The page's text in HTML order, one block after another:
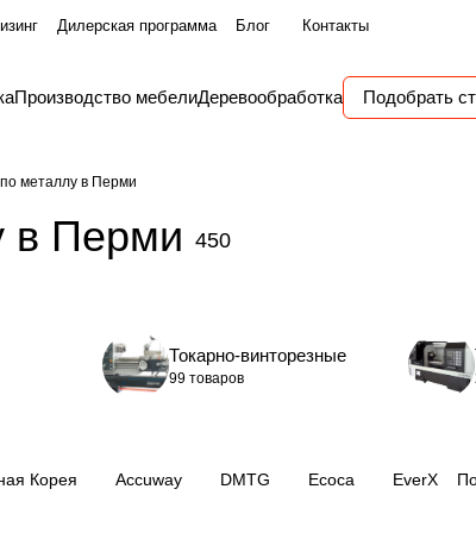
Дилерская программа Блог Контакты
Производство мебелиДеревообработка Подобрать
металлу в Перми
в Перми 450
Токарно-винторезные
99 товаров
Корея Accuway DMTG Ecoca EverX